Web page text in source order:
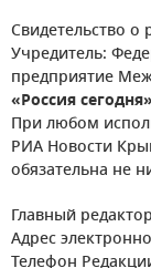
Свидетельство
Учредитель:
предприятие
«Россия сегодня»
При любом
РИА Новости
обязательна не
Главный
Адрес
Телефон